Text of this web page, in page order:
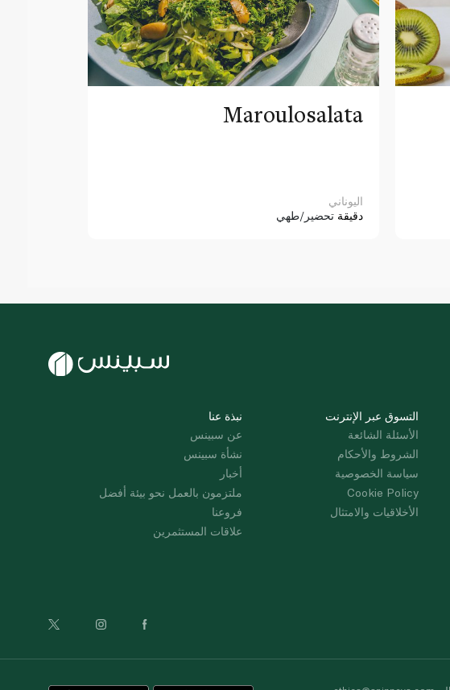
Maroulosalata
اليوناني
دقيقة تحضير/طهي
نبذة عنا
عن سبينس
نشأة سبينس
أخبار
ملتزمون بالعمل نحو بيئة أفضل
فروعنا
علاقات المستثمرين
التسوق عبر الإنترنت
الأسئلة الشائعة
الشروط والأحكام
سياسة الخصوصية
Cookie Policy
الأخلاقيات والامتثال